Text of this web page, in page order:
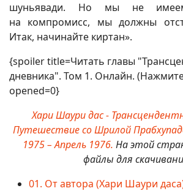
шуньявади. Но мы не
на компромисс, мы должны
Итак, начинайте киртан».
{spoiler title=Читать главы
дневника". Том 1. Онлайн.
opened=0}
Хари Шаури дас -
Путешествие со Шрилой
1975 – Апрель 1976. На этой
файлы для
01. От автора (Хари Шаури